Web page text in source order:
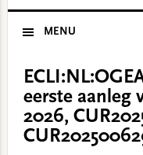
MENU
eerste aanleg
2026,